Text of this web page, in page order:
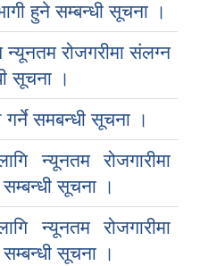
हुने सम्बन्धी सूचना ।
रोजगरीमा संलग्न
सूचना ।
गर्ने समबन्धी सूचना ।
न्यूनतम रोजगारीमा
सूचना ।
न्यूनतम रोजगारीमा
सूचना ।